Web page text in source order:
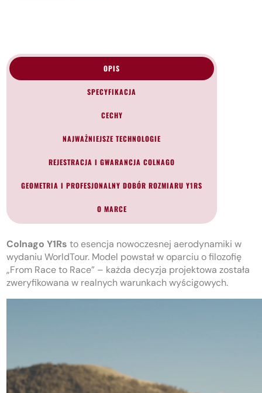
OPIS
SPECYFIKACJA
CECHY
NAJWAŻNIEJSZE TECHNOLOGIE
REJESTRACJA I GWARANCJA COLNAGO
GEOMETRIA I PROFESJONALNY DOBÓR ROZMIARU Y1RS
O MARCE
Colnago Y1Rs to esencja nowoczesnej aerodynamiki w
wydaniu WorldTour. Model powstał w oparciu o filozofię
„From Race to Race” – każda decyzja projektowa została
zweryfikowana w realnych warunkach wyścigowych.